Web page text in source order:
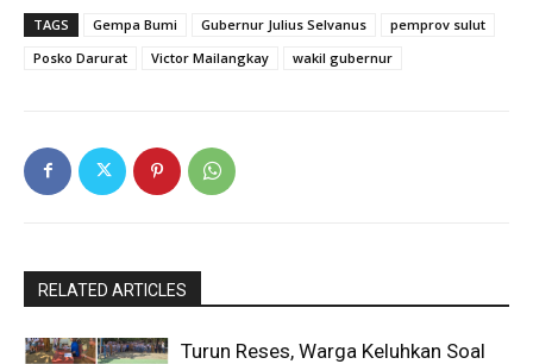
TAGS Gempa Bumi Gubernur Julius Selvanus
pemprov sulut
Posko Darurat
Victor Mailangkay wakil gubernur
RELATED ARTICLES
Turun Reses, Warga Keluhkan Soal